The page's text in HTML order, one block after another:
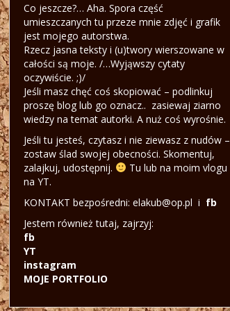
Co jeszcze?… Aha. Spora część
umieszczanych tu przeze mnie zdjęć i grafik
jest mojego autorstwa.
Rzecz jasna teksty i (u)twory wierszowane w
całości są moje. /…Wyjąwszy cytaty
oczywiście. ;)/
Jeśli masz chęć coś skopiować – podlinkuj
proszę blog lub go oznacz.. zasiewaj ziarno
wiedzy na temat autorki. A nuż coś wyrośnie.
Jeśli tu jesteś, czytasz i nie ziewasz z nudów –
zostaw ślad swojej obecności. Skomentuj,
zalajkuj, udostępnij.
Tu lub na moim vlogu
na YT.
KONTAKT bezpośredni: elakub@op.pl i fb
Jestem również tutaj, zajrzyj:
fb
YT
instagram
MOJE PORTFOLIO